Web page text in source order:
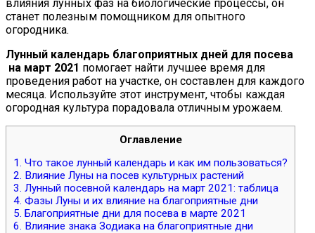
влияния лунных фаз на биологические процессы, он
станет полезным помощником для опытного
огородника.
Лунный календарь благоприятных дней для посева
на март 2021 помогает найти лучшее время для
проведения работ на участке, он составлен для каждого
месяца. Используйте этот инструмент, чтобы каждая
огородная культура порадовала отличным урожаем.
Оглавление
1. Что такое лунный календарь и как им пользоваться?
2. Влияние Луны на посев культурных растений
3. Лунный посевной календарь на март 2021: таблица
4. Фазы Луны и их влияние на благоприятные дни
5. Благоприятные дни для посева в марте 2021
6. Влияние знака Зодиака на благоприятные дни